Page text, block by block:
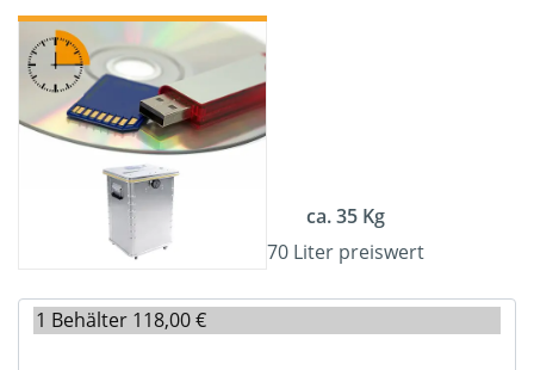
ca. 35 Kg
70 Liter preiswert